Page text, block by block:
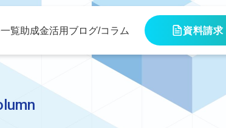
覧助成金活用 ブログ/コラム 資料請求